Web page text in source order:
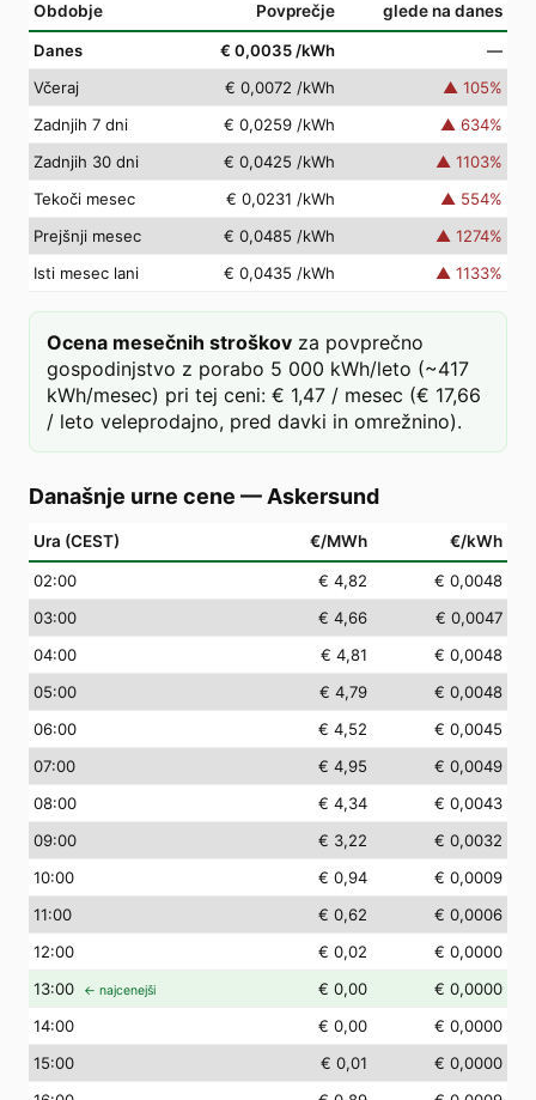
Obdobje Povprečje glede na danes
Danes € 0,0035 /kWh
—
Včeraj
€ 0,0072 /kWh ▲ 105%
Zadnjih 7 dni
€ 0,0259 /kWh ▲ 634%
Zadnjih 30 dni
€ 0,0425 /kWh ▲ 1103%
Tekoči mesec
€ 0,0231 /kWh ▲ 554%
Prejšnji mesec
€ 0,0485 /kWh ▲ 1274%
Isti mesec lani
€ 0,0435 /kWh ▲ 1133%
Ocena mesečnih stroškov za povprečno
gospodinjstvo z porabo 5 000 kWh/leto (~417
kWh/mesec) pri tej ceni: € 1,47 / mesec (€ 17,66
/ leto veleprodajno, pred davki in omrežnino).
Današnje urne cene — Askersund
Ura (CEST) €/MWh €/kWh
02:00 € 4,82
€ 0,0048
03:00 € 4,66
€ 0,0047
04:00 € 4,81
€ 0,0048
05:00 € 4,79
€ 0,0048
06:00 € 4,52
€ 0,0045
07:00 € 4,95
€ 0,0049
08:00 € 4,34
€ 0,0043
09:00 € 3,22
€ 0,0032
10:00 € 0,94
€ 0,0009
11:00 € 0,62
€ 0,0006
12:00 € 0,02
€ 0,0000
13:00 ← najcenejši € 0,00
€ 0,0000
14:00 € 0,00
€ 0,0000
15:00 € 0,01
€ 0,0000